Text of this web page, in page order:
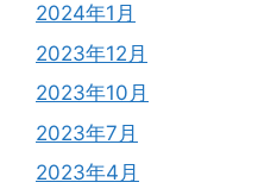
2024年1月
2023年12月
2023年10月
2023年7月
2023年4月